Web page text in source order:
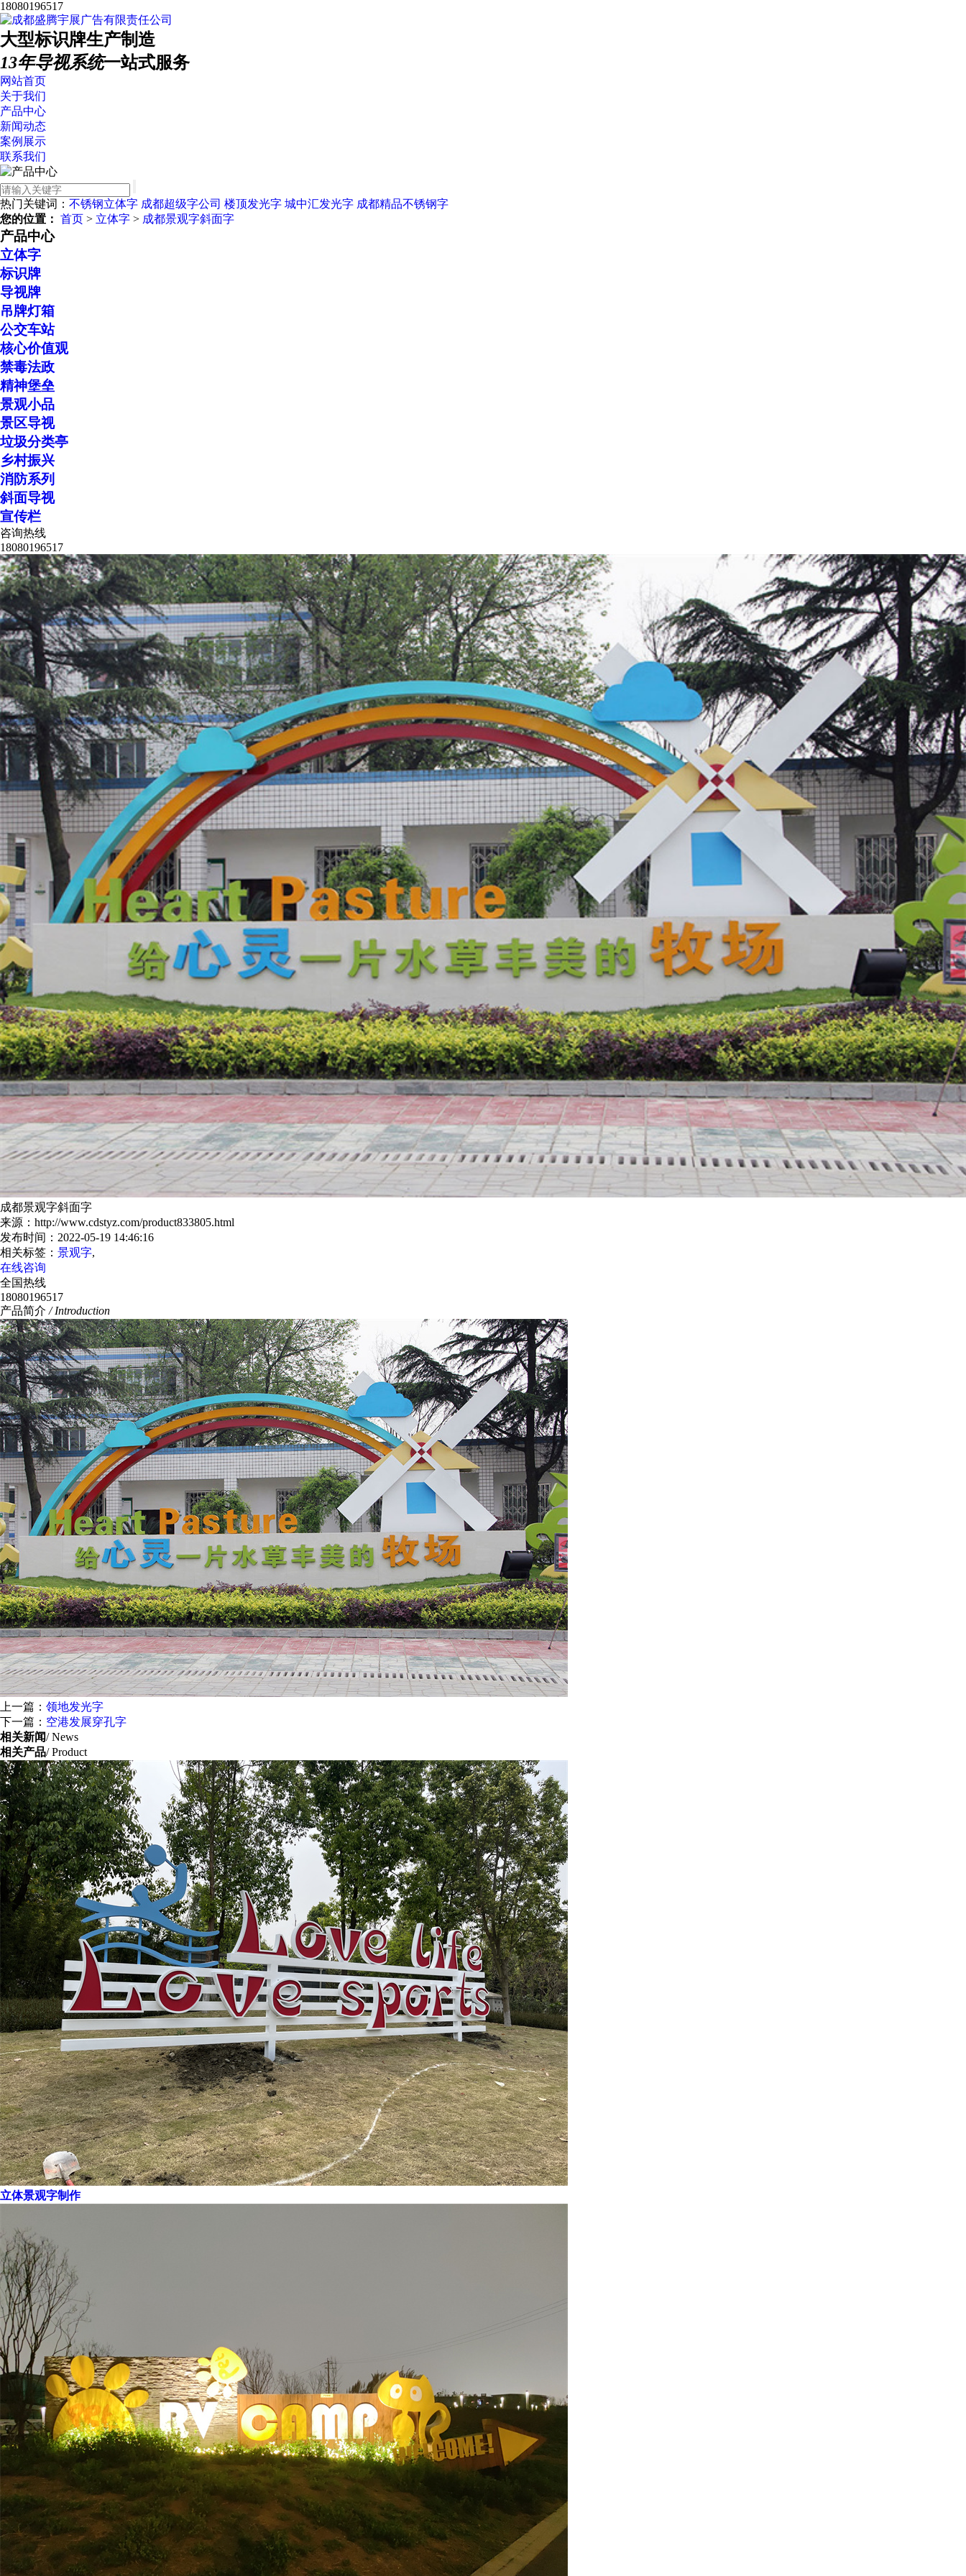
18080196517
大型标识牌生产制造
13年导视系统一站式服务
网站首页
关于我们
产品中心
新闻动态
案例展示
联系我们
热门关键词： 不锈钢立体字 成都超级字公司 楼顶发光字 城中汇发光字 成都精品不锈钢字
您的位置： 首页 > 立体字 > 成都景观字斜面字
产品中心
立体字
标识牌
导视牌
吊牌灯箱
公交车站
核心价值观
禁毒法政
精神堡垒
景观小品
景区导视
垃圾分类亭
乡村振兴
消防系列
斜面导视
宣传栏
咨询热线
18080196517
成都景观字斜面字
来源：http://www.cdstyz.com/product833805.html
发布时间：2022-05-19 14:46:16
相关标签： 景观字,
在线咨询
全国热线
18080196517
产品简介 / Introduction
上一篇： 领地发光字
下一篇： 空港发展穿孔字
相关新闻/ News
相关产品/ Product
立体景观字制作